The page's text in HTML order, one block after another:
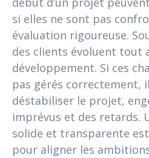
si elles ne sont pas
évaluation rigoureuse.
des clients évoluent tout
développement. Si ces
pas gérés correctement,
déstabiliser le projet,
imprévus et des retards.
solide et transparente
pour aligner les